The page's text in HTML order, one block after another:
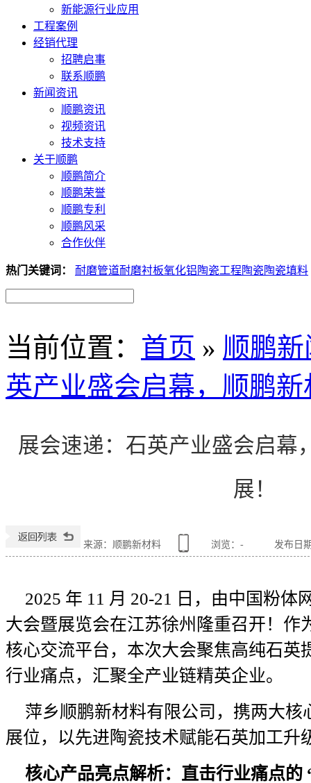
新能源行业应用
工程案例
经销代理
招聘启事
联系顺鹏
新闻资讯
顺鹏资讯
视频资讯
技术支持
关于顺鹏
顺鹏简介
顺鹏荣誉
顺鹏专利
顺鹏风采
合作伙伴
热门关键词： 耐磨管道耐磨衬板氧化铝陶瓷工程陶瓷陶瓷填料
当前位置 ： 首页 » 顺鹏新
英产业盛会启幕，顺鹏
展会速递：石英产业盛会启幕
展！
来源：顺鹏新材料 浏览： - 发布日
2025 年 11 月 20-21 日，由中国粉体
大会暨展览会在江苏徐州隆重召开！作
核心交流平台，本次大会聚焦高纯石英
行业痛点，汇聚全产业链精英企业。
萍乡顺鹏新材料有限公司，携两大核
展位，以先进陶瓷技术赋能石英加工升
核心产品亮点解析：直击行业痛点的